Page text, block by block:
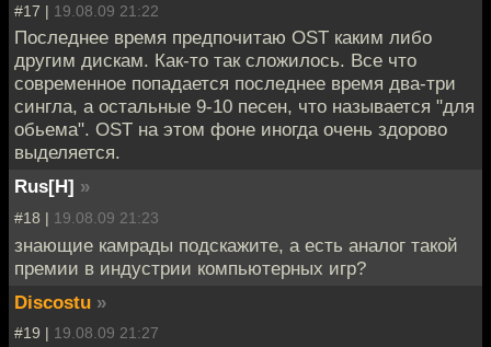
#17 | 19.08.09 21:22
Последнее время предпочитаю OST каким либо
другим дискам. Как-то так сложилось. Все что
современное попадается последнее время два-три
сингла, а остальные 9-10 песен, что называется "для
обьема". OST на этом фоне иногда очень здорово
выделяется.
Rus[H] »
#18 | 19.08.09 21:23
знающие камрады подскажите, а есть аналог такой
премии в индустрии компьютерных игр?
Discostu »
#19 | 19.08.09 21:27